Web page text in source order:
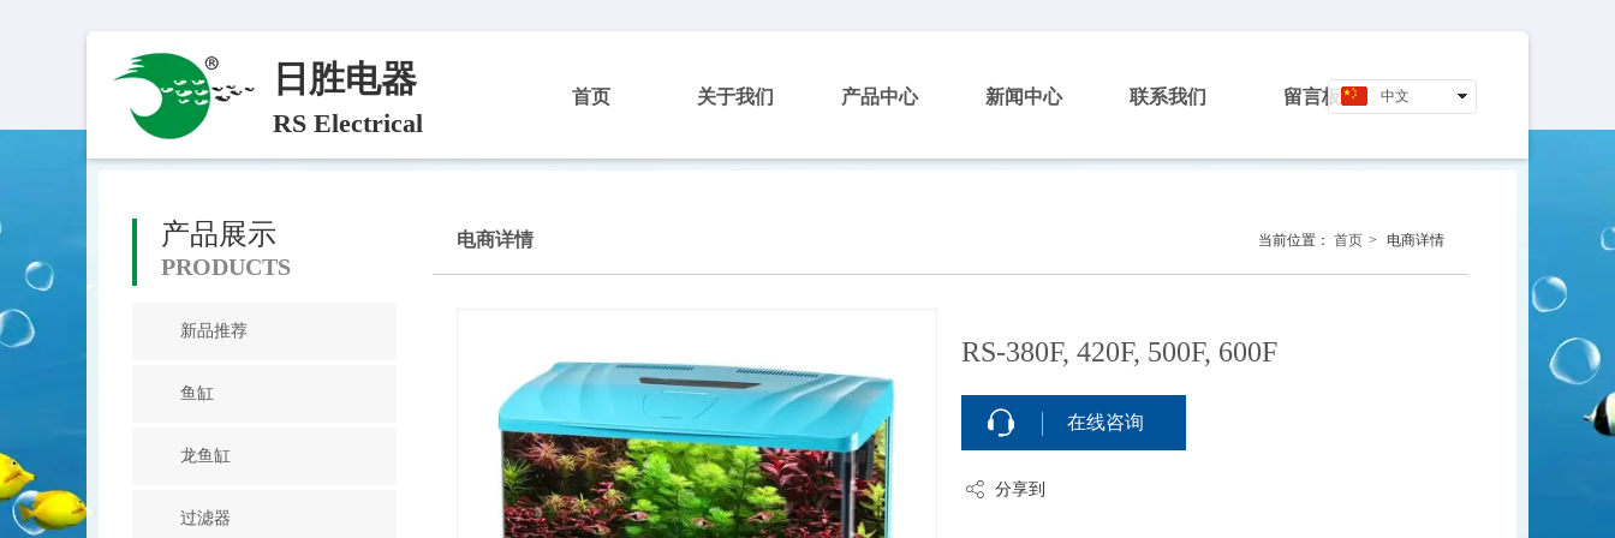
中文
日胜电器
RS Electrical
首页 关于我们 产品中心 新闻中心 联系我们 留言板
产品展示
PRODUCTS
新品推荐
鱼缸
龙鱼缸
过滤器
电商详情 当前位置： 首页 > 电商详情
RS-380F, 420F, 500F, 600F
在线咨询
分享到